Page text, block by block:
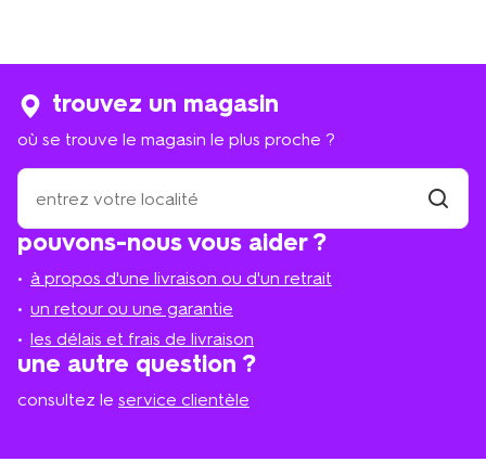
pouvons-nous vous aider ?
à propos d'une livraison ou d'un retrait
un retour ou une garantie
les délais et frais de livraison
une autre question ?
consultez le service clientèle
trouvez un magasin
où se trouve le magasin le plus proche ?
où
trouve
le
le
plus
proche
trouver